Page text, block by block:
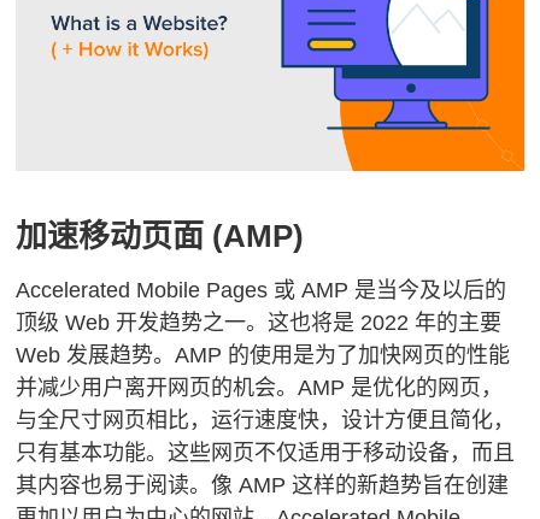
加速移动页面 (AMP)
Accelerated Mobile Pages 或 AMP 是当今及以后的
顶级 Web 开发趋势之一。这也将是 2022 年的主要
Web 发展趋势。AMP 的使用是为了加快网页的性能
并减少用户离开网页的机会。AMP 是优化的网页，
与全尺寸网页相比，运行速度快，设计方便且简化，
只有基本功能。这些网页不仅适用于移动设备，而且
其内容也易于阅读。像 AMP 这样的新趋势旨在创建